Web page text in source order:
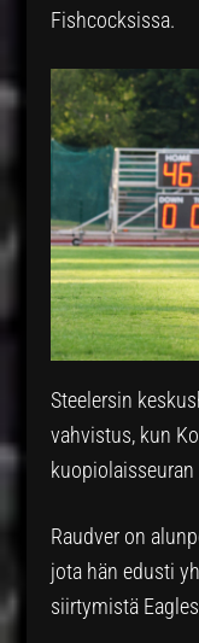
Fishcocksissa.
Steelersin
vahvistus, kun
Raudver on
jota hän edusti
siirtymistä